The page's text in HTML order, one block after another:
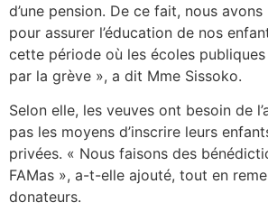
d’une pension. De ce fait, nous
pour assurer l’éducation de nos
cette période où les écoles
par la grève », a dit Mme Sissoko.
Selon elle, les veuves ont besoin de
pas les moyens d’inscrire leurs
privées. « Nous faisons des
FAMas », a-t-elle ajouté, tout en
donateurs.